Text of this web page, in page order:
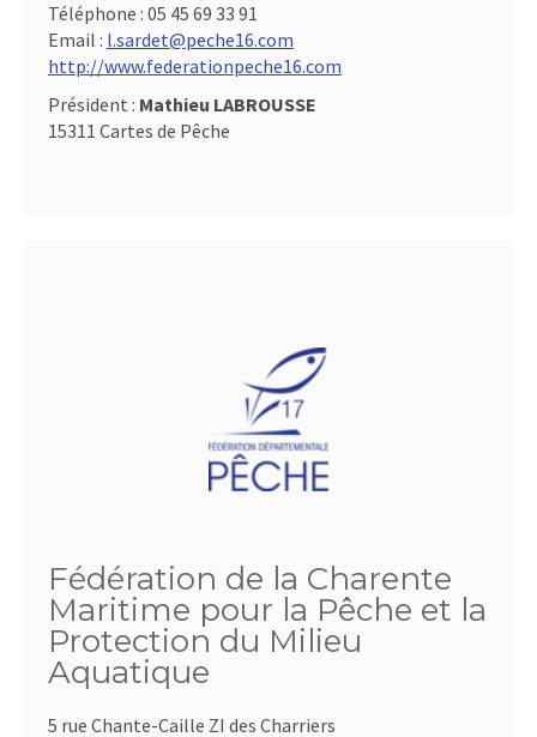
Téléphone : 05 45 69 33 91
Email : l.sardet@peche16.com
http://www.federationpeche16.com
Président : Mathieu LABROUSSE
15311 Cartes de Pêche
Fédération de la Charente
Maritime pour la Pêche et la
Protection du Milieu
Aquatique
5 rue Chante-Caille ZI des Charriers